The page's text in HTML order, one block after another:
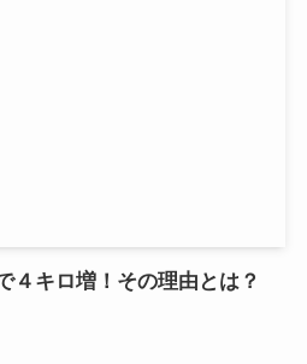
４キロ増！その理由とは？